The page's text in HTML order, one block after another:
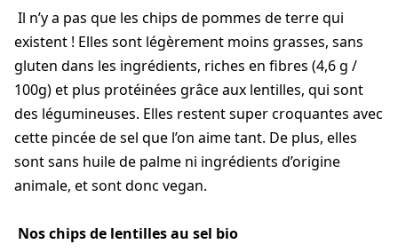
Il n’y a pas que les chips de pommes de terre qui
existent ! Elles sont légèrement moins grasses, sans
gluten dans les ingrédients, riches en fibres (4,6 g /
100g) et plus protéinées grâce aux lentilles, qui sont
des légumineuses. Elles restent super croquantes avec
cette pincée de sel que l’on aime tant. De plus, elles
sont sans huile de palme ni ingrédients d’origine
animale, et sont donc vegan.
Nos chips de lentilles au sel bio